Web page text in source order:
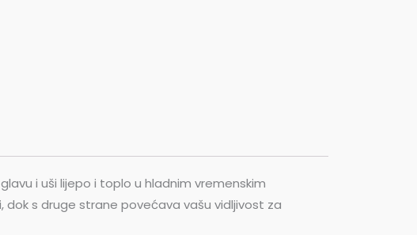
i uši lijepo i toplo u hladnim vremenskim
s druge strane povećava vašu vidljivost za